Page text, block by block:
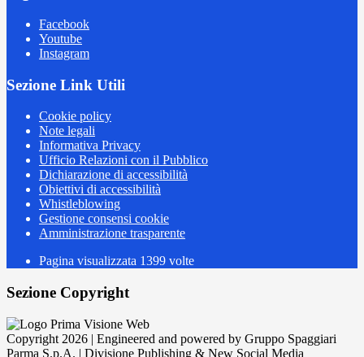
Facebook
Youtube
Instagram
Sezione Link Utili
Cookie policy
Note legali
Informativa Privacy
Ufficio Relazioni con il Pubblico
Dichiarazione di accessibilità
Obiettivi di accessibilità
Whistleblowing
Gestione consensi cookie
Amministrazione trasparente
Pagina visualizzata 1399 volte
Sezione Copyright
Copyright 2026 | Engineered and powered by Gruppo Spaggiari
Parma S.p.A. | Divisione Publishing & New Social Media